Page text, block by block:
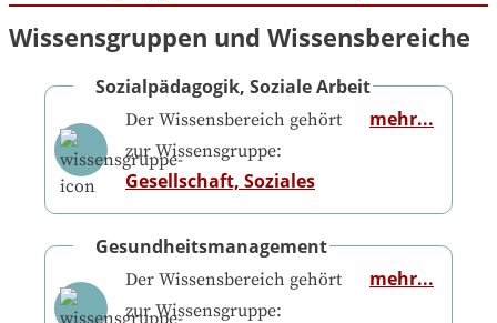
Wissensgruppen und Wissensbereiche
Sozialpädagogik, Soziale Arbeit
Der Wissensbereich gehört
zur Wissensgruppe:
Gesellschaft, Soziales
mehr...
Gesundheitsmanagement
Der Wissensbereich gehört
zur Wissensgruppe:
mehr...